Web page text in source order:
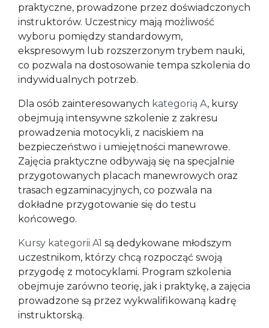
praktyczne, prowadzone przez doświadczonych
instruktorów. Uczestnicy mają możliwość
wyboru pomiędzy standardowym,
ekspresowym lub rozszerzonym trybem nauki,
co pozwala na dostosowanie tempa szkolenia do
indywidualnych potrzeb.
Dla osób zainteresowanych kategorią A, kursy
obejmują intensywne szkolenie z zakresu
prowadzenia motocykli, z naciskiem na
bezpieczeństwo i umiejętności manewrowe.
Zajęcia praktyczne odbywają się na specjalnie
przygotowanych placach manewrowych oraz
trasach egzaminacyjnych, co pozwala na
dokładne przygotowanie się do testu
końcowego.
Kursy kategorii A1 są dedykowane młodszym
uczestnikom, którzy chcą rozpocząć swoją
przygodę z motocyklami. Program szkolenia
obejmuje zarówno teorię, jak i praktykę, a zajęcia
prowadzone są przez wykwalifikowaną kadrę
instruktorską.